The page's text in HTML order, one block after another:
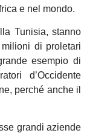
e nel mondo.
Tunisia, stanno
di proletari
esempio di
d’Occidente
perché anche il
grandi aziende